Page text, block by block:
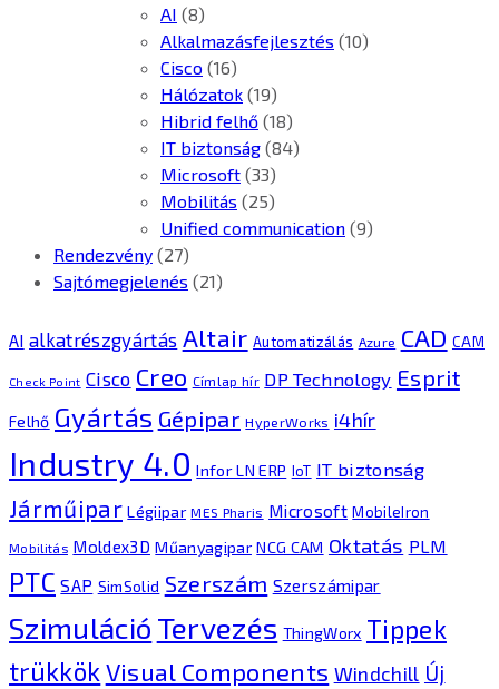
AI (8)
Alkalmazásfejlesztés (10)
Cisco (16)
Hálózatok (19)
Hibrid felhő (18)
IT biztonság (84)
Microsoft (33)
Mobilitás (25)
Unified communication (9)
Rendezvény (27)
Sajtómegjelenés (21)
AI alkatrészgyártás Altair Automatizálás Azure CAD CAM
Check Point Cisco Creo Címlap hír DP Technology Esprit
Felhő Gyártás Gépipar HyperWorks i4hír
Industry 4.0 Infor LN ERP IoT IT biztonság
Járműipar Légiipar MES Pharis Microsoft MobileIron
Mobilitás Moldex3D Műanyagipar NCG CAM Oktatás PLM
PTC SAP SimSolid Szerszám Szerszámipar
Szimuláció Tervezés ThingWorx Tippek
trükkök Visual Components Windchill Új